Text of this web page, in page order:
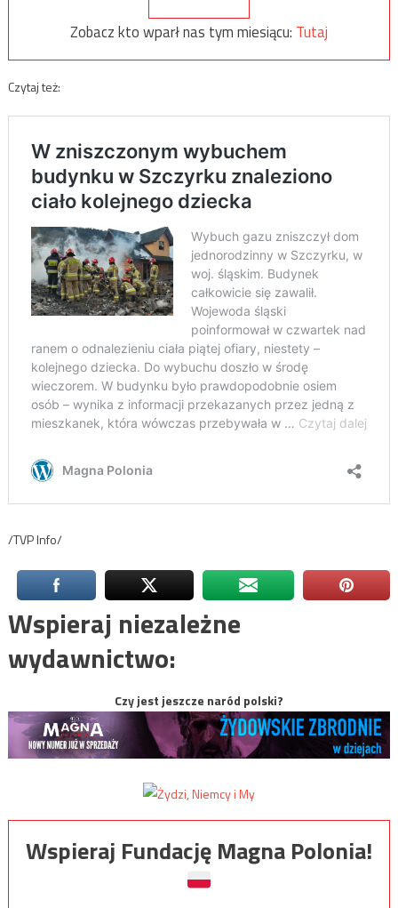
Zobacz kto wparł nas tym miesiącu: Tutaj
Czytaj też:
/TVP Info/
Wspieraj niezależne
wydawnictwo:
Czy jest jeszcze naród polski?
Wspieraj Fundację Magna Polonia!